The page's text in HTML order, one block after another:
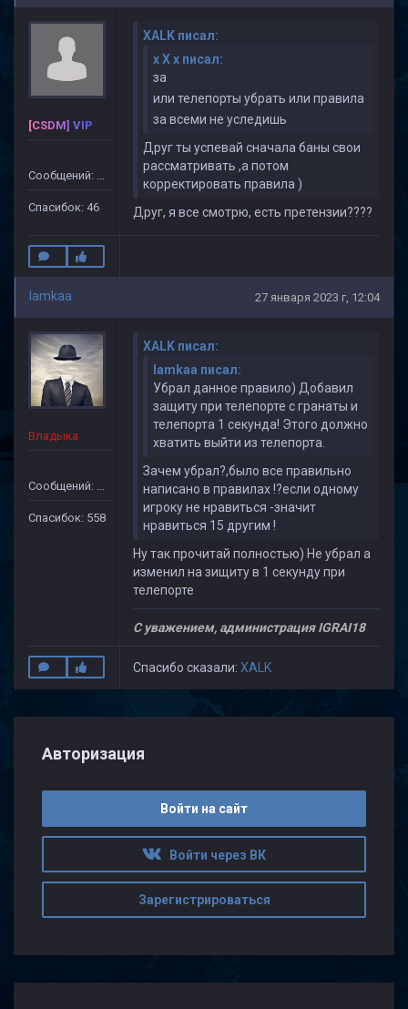
[CSDM] VIP
Сообщений: 499
Спасибок: 46
XALK писал:
x X x писал:
за
или телепорты убрать или правила
за всеми не уследишь
Друг ты успевай сначала баны свои
рассматривать ,а потом
корректировать правила )
Друг, я все смотрю, есть претензии????
lamkaa 27 января 2023 г, 12:04
Владыка
Сообщений: 1971
Спасибок: 558
XALK писал:
lamkaa писал:
Убрал данное правило) Добавил
защиту при телепорте с гранаты и
телепорта 1 секунда! Этого должно
хватить выйти из телепорта.
Зачем убрал?,было все правильно
написано в правилах !?если одному
игроку не нравиться -значит
нравиться 15 другим !
Ну так прочитай полностью) Не убрал а
изменил на зищиту в 1 секунду при
телепорте
С уважением, администрация IGRAI18
Спасибо сказали: XALK
Авторизация
Войти на сайт
Войти через ВК
Зарегистрироваться